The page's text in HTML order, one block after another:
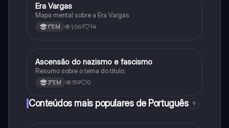
História
Era Vargas
Mapa mental sobre a Era Vargas
1°EM 1,061 14
História
Ascensão do nazismo e fascismo
Resumo sobre o tema do título.
3°EM 159 0
Conteúdos mais populares de Português 9